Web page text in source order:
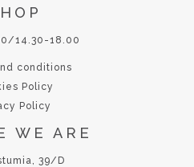
14.30-18.00
conditions
Policy
Policy
WE ARE
39/D